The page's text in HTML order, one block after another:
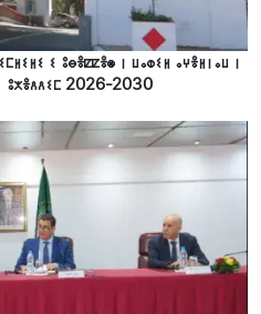
ⵉ ⵓⴱⴻⵇⵇⴻⵙ ⵏ ⵡⴰⵀⵉⵍ ⴰⵖⴻⵍⵏⴰⵡ ⵏ
ⵏ ⵓⵅⴻⴷⴷⵉⵎ 2026-2030